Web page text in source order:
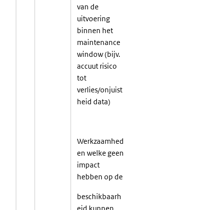
van de
uitvoering
binnen het
maintenance
window (bijv.
accuut risico
tot
verlies/onjuist
heid data)
Werkzaamhed
en welke geen
impact
hebben op de
beschikbaarh